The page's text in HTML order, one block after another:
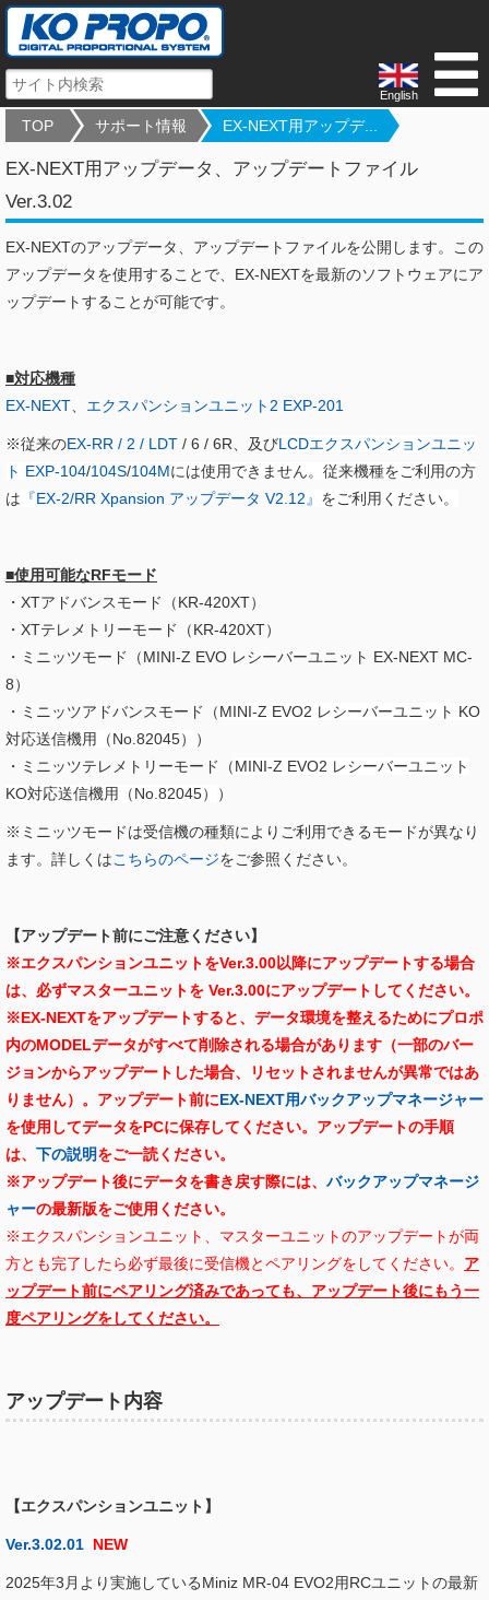
English
TOP サポート情報 EX-NEXT用アップデ...
EX-NEXT用アップデータ、アップデートファイル
Ver.3.02
EX-NEXTのアップデータ、アップデートファイルを公開します。この
アップデータを使用することで、EX-NEXTを最新のソフトウェアにア
ップデートすることが可能です。
■対応機種
EX-NEXT
エクスパンションユニット2 EXP-201
※従来のEX-RR / 2 / LDT / 6 / 6R、及びLCDエクスパンションユニッ
ト EXP-104/104S/104Mには使用できません。従来機種をご利用の方
は 『EX-2/RR Xpansion アップデータ V2.12​ 』 をご利用ください。
■使用可能なRFモード
・XTアドバンスモード（KR-420XT）
・XTテレメトリーモード（KR-420XT）
・ミニッツモード（MINI-Z EVO レシーバーユニット EX-NEXT MC-
8）
・ミニッツアドバンスモード（MINI-Z EVO2 レシーバーユニット KO
対応送信機用（No.82045）
）
・ミニッツテレメトリーモード（MINI-Z EVO2 レシーバーユニット
KO対応送信機用（No.82045）
）
※ミニッツモードは受信機の種類によりご利用できるモードが異なり
ます。詳しくはこちらのページをご参照ください。
【アップデート前にご注意ください】
※エクスパンションユニットをVer.3.00以降にアップデートする場合
は、必ずマスターユニットを Ver.3.00にアップデートしてください。
※EX-NEXTをアップデートすると、データ環境を整えるためにプロポ
内のMODELデータがすべて削除される場合があります（一部のバー
ジョンからアップデートした場合、リセットされませんが異常ではあ
りません）。アップデート前にEX-NEXT用バックアップマネージャー
を使用してデータをPCに保存してください。 アップデートの手順
は、 下の説明をご一読ください。
※アップデート後にデータを書き戻す際には、 バックアップマネージ
ャーの最新版をご使用ください。
※エクスパンションユニット、マスターユニットのアップデートが両
方とも完了したら必ず最後に受信機とペアリングをしてください。 ア
ップデート前にペアリング済みであっても、アップデート後にもう一
度ペアリングをしてください。
アップデート内容
【エクスパンションユニット】
Ver.3.02.01 NEW
2025年3月より実施しているMiniz MR-04 EVO2用RCユニットの最新